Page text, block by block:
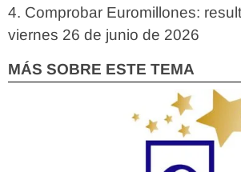
Comprobar Euromillones:
viernes 26 de junio de 2026
MÁS SOBRE ESTE TEMA